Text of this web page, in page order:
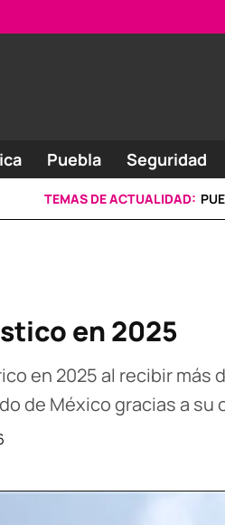
Puebla Seguridad
TEMAS DE ACTUALIDAD:
en 2025
en 2025 al recibir
de México gracias a